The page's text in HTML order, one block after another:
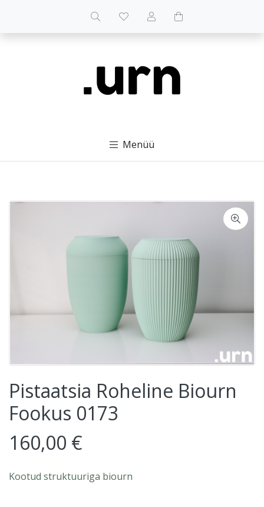
Menüü
Pistaatsia Roheline Biourn
Fookus 0173
160,00 €
Kootud struktuuriga biourn